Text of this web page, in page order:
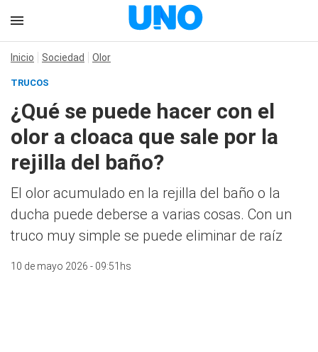
Inicio Sociedad Olor
TRUCOS
¿Qué se puede hacer con el
olor a cloaca que sale por la
rejilla del baño?
El olor acumulado en la rejilla del baño o la
ducha puede deberse a varias cosas. Con un
truco muy simple se puede eliminar de raíz
10 de mayo 2026 - 09:51hs